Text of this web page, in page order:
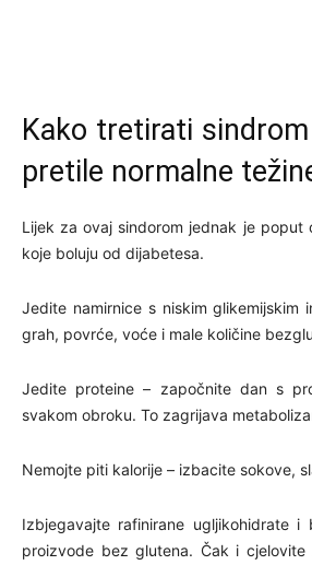
Kako tretirati
pretile normalne
Lijek za ovaj sindorom jednak je poput
koje boluju od dijabetesa.
Jedite namirnice s niskim glikemijskim
grah, povrće, voće i male količine
Jedite proteine – započnite dan s
svakom obroku. To zagrijava
Nemojte piti kalorije – izbacite sokove,
Izbjegavajte rafinirane ugljikohidrate i
proizvode bez glutena. Čak i